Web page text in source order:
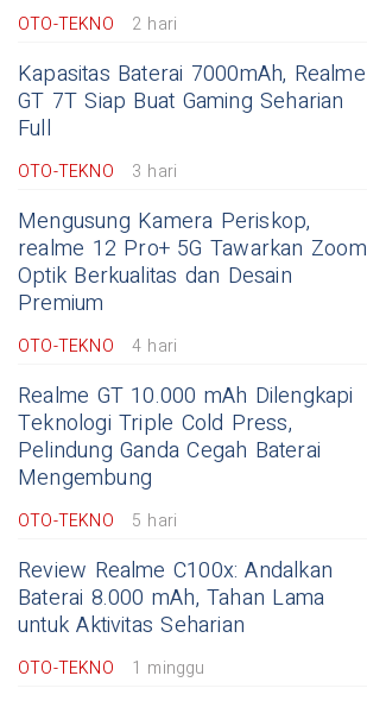
OTO-TEKNO 2 hari
Kapasitas Baterai 7000mAh, Realme
GT 7T Siap Buat Gaming Seharian
Full
OTO-TEKNO 3 hari
Mengusung Kamera Periskop,
realme 12 Pro+ 5G Tawarkan Zoom
Optik Berkualitas dan Desain
Premium
OTO-TEKNO 4 hari
Realme GT 10.000 mAh Dilengkapi
Teknologi Triple Cold Press,
Pelindung Ganda Cegah Baterai
Mengembung
OTO-TEKNO 5 hari
Review Realme C100x: Andalkan
Baterai 8.000 mAh, Tahan Lama
untuk Aktivitas Seharian
OTO-TEKNO 1 minggu